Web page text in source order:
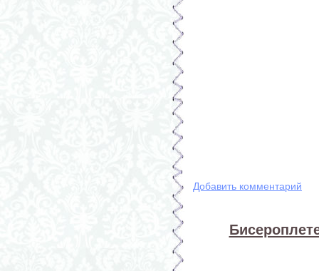
Добавить комментарий